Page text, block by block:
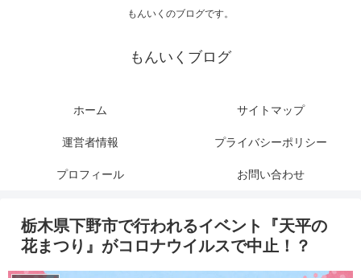
もんいくのブログです。
もんいくブログ
ホーム サイトマップ
運営者情報 プライバシーポリシー
プロフィール お問い合わせ
栃木県下野市で行われるイベント『天平の
花まつり』がコロナウイルスで中止！？